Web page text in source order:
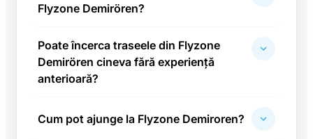
Flyzone Demirören?
Poate încerca traseele din Flyzone
Demirören cineva fără experiență
anterioară?
Cum pot ajunge la Flyzone Demiroren?